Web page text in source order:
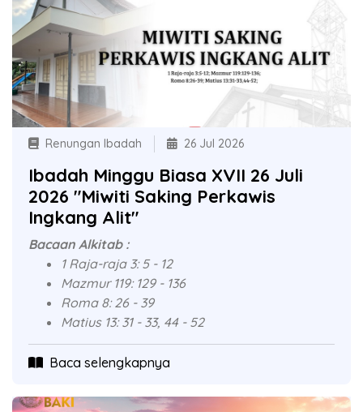
Renungan Ibadah 26 Jul 2026
Ibadah Minggu Biasa XVII 26 Juli
2026 "Miwiti Saking Perkawis
Ingkang Alit"
Bacaan Alkitab :
1 Raja-raja 3: 5 - 12
Mazmur 119: 129 - 136
Roma 8: 26 - 39
Matius 13: 31 - 33, 44 - 52
Baca selengkapnya